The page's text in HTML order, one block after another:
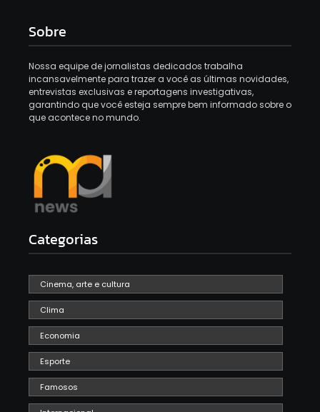
Sobre
Nossa equipe de jornalistas dedicados trabalha
incansavelmente para trazer a você as últimas novidades,
entrevistas exclusivas e reportagens investigativas,
garantindo que você esteja sempre bem informado sobre o
que acontece no mundo.
Categorias
Cinema, arte e cultura
Clima
Economia
Esporte
Famosos